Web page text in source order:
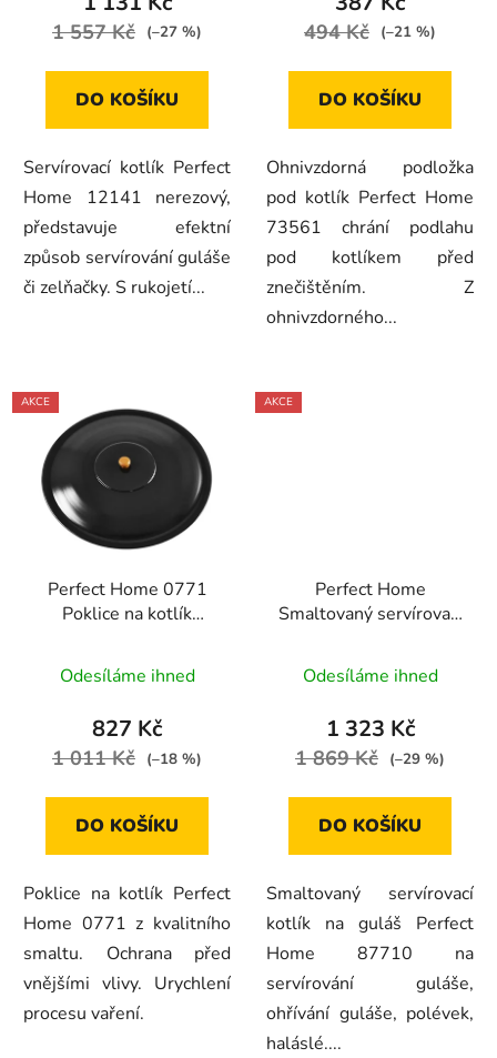
1 557 Kč (–27 %)
DO KOŠÍKU
Servírovací kotlík Perfect
Home 12141 nerezový,
představuje efektní
způsob servírování guláše
či zelňačky. S rukojetí...
494 Kč (–21 %)
DO KOŠÍKU
Ohnivzdorná podložka
pod kotlík Perfect Home
73561 chrání podlahu
pod kotlíkem před
znečištěním. Z
ohnivzdorného...
AKCE
Perfect Home 0771
Poklice na kotlík
hodnocení
produktu
je
5
Odesíláme ihned
827 Kč
1 011 Kč (–18 %)
DO KOŠÍKU
Poklice na kotlík Perfect
Home 0771 z kvalitního
smaltu. Ochrana před
vnějšími vlivy. Urychlení
procesu vaření.
AKCE
Perfect Home
Smaltovaný servírovací
87710
Odesíláme ihned
1 323 Kč
1 869 Kč (–29 %)
DO KOŠÍKU
Smaltovaný servírovací
kotlík na guláš Perfect
Home 87710 na
servírování guláše,
ohřívání guláše, polévek,
haláslé....